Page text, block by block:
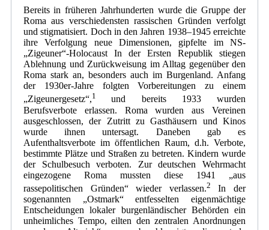
Bereits in früheren Jahrhunderten wurde die Gruppe der
Roma aus verschiedensten rassischen Gründen verfolgt
und stigmatisiert. Doch in den Jahren 1938–1945 erreichte
ihre Verfolgung neue Dimensionen, gipfelte im NS-
„Zigeuner“-Holocaust In der Ersten Republik stiegen
Ablehnung und Zurückweisung im Alltag gegenüber den
Roma stark an, besonders auch im Burgenland. Anfang
der 1930er-Jahre folgten Vorbereitungen zu einem
„Zigeunergesetz“,1und bereits 1933 wurden
Berufsverbote erlassen. Roma wurden aus Vereinen
ausgeschlossen, der Zutritt zu Gasthäusern und Kinos
wurde ihnen untersagt. Daneben gab es
Aufenthaltsverbote im öffentlichen Raum, d.h. Verbote,
bestimmte Plätze und Straßen zu betreten. Kindern wurde
der Schulbesuch verboten. Zur deutschen Wehrmacht
eingezogene Roma mussten diese 1941 „aus
rassepolitischen Gründen“ wieder verlassen.2
In der
sogenannten „Ostmark“ entfesselten eigenmächtige
Entscheidungen lokaler burgenländischer Behörden ein
unheimliches Tempo, eilten den zentralen Anordnungen